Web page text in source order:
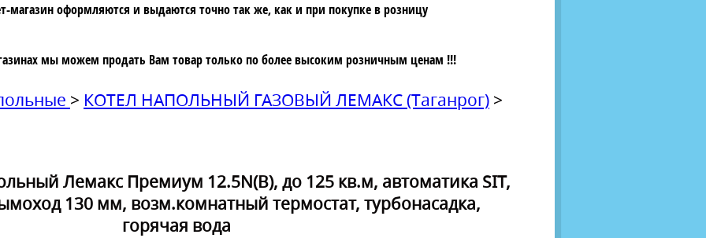
магазин оформляются и выдаются точно так же, как и при покупке в розницу
мы можем продать Вам товар только по более высоким розничным ценам !!!
> КОТЕЛ НАПОЛЬНЫЙ ГАЗОВЫЙ ЛЕМАКС (Таганрог) >
Лемакс Премиум 12.5N(B), до 125 кв.м, автоматика SIT,
130 мм, возм.комнатный термостат, турбонасадка,
горячая вода